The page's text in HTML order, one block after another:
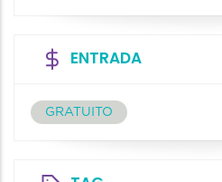
ENTRADA
GRATUITO